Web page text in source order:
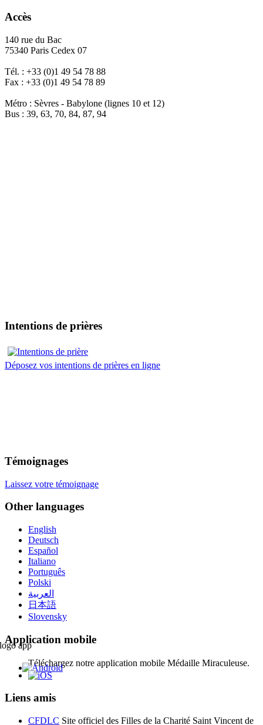
Accès
140 rue du Bac
75340 Paris Cedex 07
Tél. : +33 (0)1 49 54 78 88
Fax : +33 (0)1 49 54 78 89
Métro : Sèvres - Babylone (lignes 10 et 12)
Bus : 39, 63, 70, 84, 87, 94
Intentions de prières
Déposez vos intentions de prières en ligne
Témoignages
Laissez votre témoignage
Other languages
English
Deutsch
Español
Italiano
Português
Polski
العربية
日本語
Slovensky
Application mobile
Téléchargez notre application mobile Médaille Miraculeuse.
Liens amis
CFDLC Site officiel des Filles de la Charité Saint Vincent de